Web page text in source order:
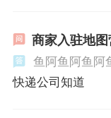
商家入驻地
鱼阿鱼阿鱼阿
快递公司知道